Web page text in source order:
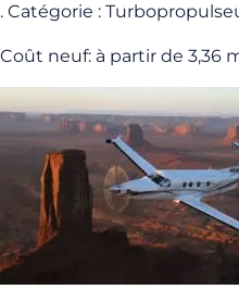
. Catégorie :
Coût neuf: à partir de 3,36